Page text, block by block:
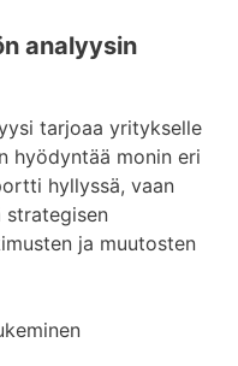
analyysin
tarjoaa yritykselle
hyödyntää monin eri
hyllyssä, vaan
ja muutosten